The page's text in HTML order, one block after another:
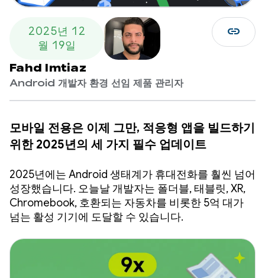
2025년 12
월 19일
Fahd Imtiaz
Android 개발자 환경 선임 제품 관리자
link
모바일 전용은 이제 그만, 적응형 앱을 빌드하기
위한 2025년의 세 가지 필수 업데이트
2025년에는 Android 생태계가 휴대전화를 훨씬 넘어
성장했습니다. 오늘날 개발자는 폴더블, 태블릿, XR,
Chromebook, 호환되는 자동차를 비롯한 5억 대가
넘는 활성 기기에 도달할 수 있습니다.